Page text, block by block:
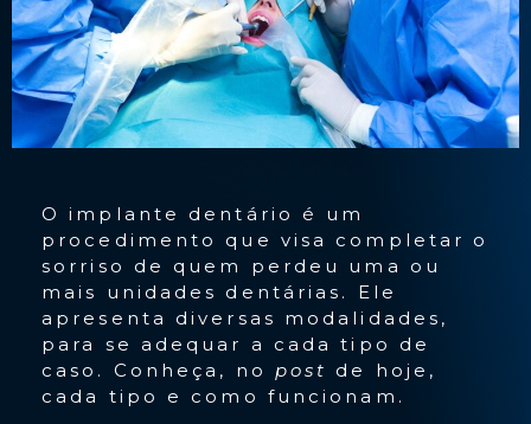
O implante dentário é um
procedimento que visa completar o
sorriso de quem perdeu uma ou
mais unidades dentárias. Ele
apresenta diversas modalidades,
para se adequar a cada tipo de
caso. Conheça, no post de hoje,
cada tipo e como funcionam.